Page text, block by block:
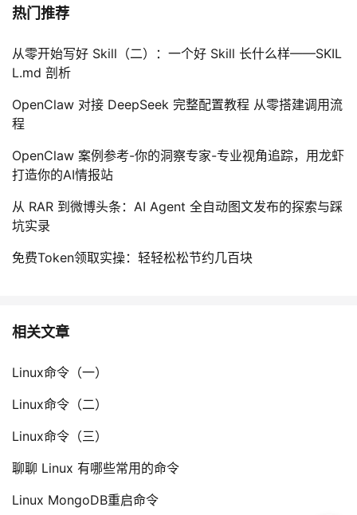
热门推荐
从零开始写好 Skill（二）：一个好 Skill 长什么样——SKIL
L.md 剖析
OpenClaw 对接 DeepSeek 完整配置教程 从零搭建调用流
程
OpenClaw 案例参考-你的洞察专家-专业视角追踪，用龙虾
打造你的AI情报站
从 RAR 到微博头条：AI Agent 全自动图文发布的探索与踩
坑实录
免费Token领取实操：轻轻松松节约几百块
相关文章
Linux命令（一）
Linux命令（二）
Linux命令（三）
聊聊 Linux 有哪些常用的命令
Linux MongoDB重启命令